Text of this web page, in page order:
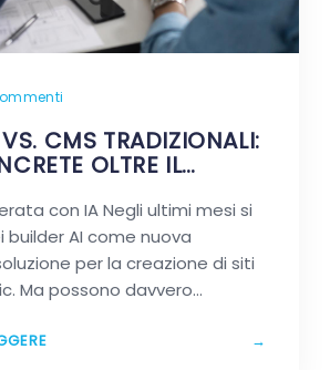
CMS TRADIZIONALI:
OLTRE IL
con IA Negli ultimi mesi si
AI come nuova
per la creazione di siti
Ma possono davvero
→